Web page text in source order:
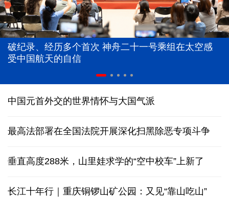
破纪录、经历多个首次 神舟二十一号乘组在太空感
受中国航天的自信
中国元首外交的世界情怀与大国气派
最高法部署在全国法院开展深化扫黑除恶专项斗争
垂直高度288米，山里娃求学的“空中校车”上新了
长江十年行｜重庆铜锣山矿公园：又见“靠山吃山”